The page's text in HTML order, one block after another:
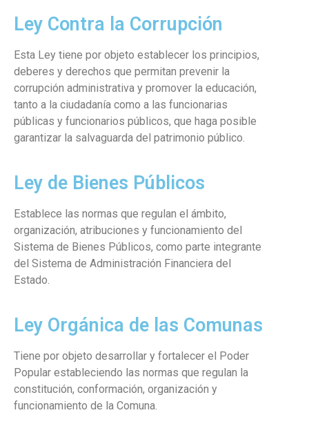
Ley Contra la Corrupción
Esta Ley tiene por objeto establecer los principios,
deberes y derechos que permitan prevenir la
corrupción administrativa y promover la educación,
tanto a la ciudadanía como a las funcionarias
públicas y funcionarios públicos, que haga posible
garantizar la salvaguarda del patrimonio público.
Ley de Bienes Públicos
Establece las normas que regulan el ámbito,
organización, atribuciones y funcionamiento del
Sistema de Bienes Públicos, como parte integrante
del Sistema de Administración Financiera del
Estado.
Ley Orgánica de las Comunas
Tiene por objeto desarrollar y fortalecer el Poder
Popular estableciendo las normas que regulan la
constitución, conformación, organización y
funcionamiento de la Comuna.